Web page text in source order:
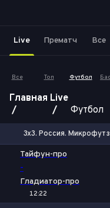
Live Прематч Все
Все Топ Футбол
Главная Live
Футбол
3x3. Россия.
Тайфун-про
-
Гладиатор-про
12:22